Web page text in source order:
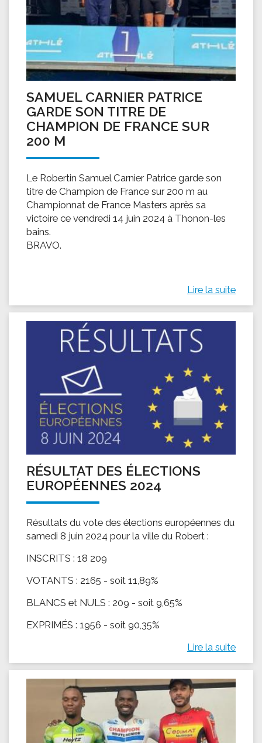
SAMUEL CARNIER PATRICE
GARDE SON TITRE DE
CHAMPION DE FRANCE SUR
200 M
Le Robertin Samuel Carnier Patrice garde son
titre de Champion de France sur 200 m au
Championnat de France Masters après sa
victoire ce vendredi 14 juin 2024 à Thonon-les
bains.
BRAVO.
Lire la suite
RÉSULTAT DES ÉLECTIONS
EUROPÉENNES 2024
Résultats du vote des élections européennes du
samedi 8 juin 2024 pour la ville du Robert :
INSCRITS : 18 209
VOTANTS : 2165 - soit 11,89%
BLANCS et NULS : 209 - soit 9,65%
EXPRIMÉS : 1956 - soit 90,35%
Lire la suite